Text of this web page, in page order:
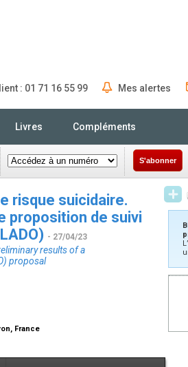
: 01 71 16 55 99 Mes alertes
Livres Compléments
S'abonner
risque suicidaire.
proposition de suivi
- 27/04/23
results of a
proposal
France